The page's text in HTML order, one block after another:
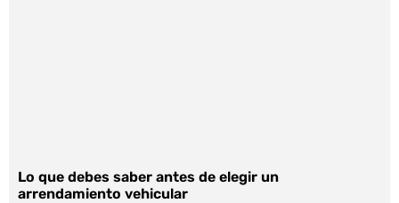
Lo que debes saber antes de elegir un
arrendamiento vehicular